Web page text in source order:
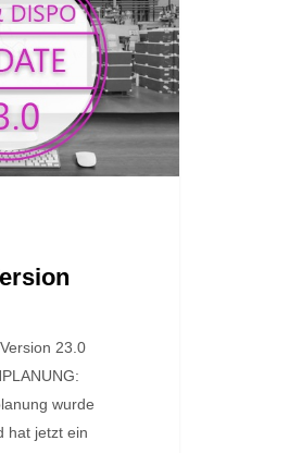
23.0
wurde
hat jetzt ein